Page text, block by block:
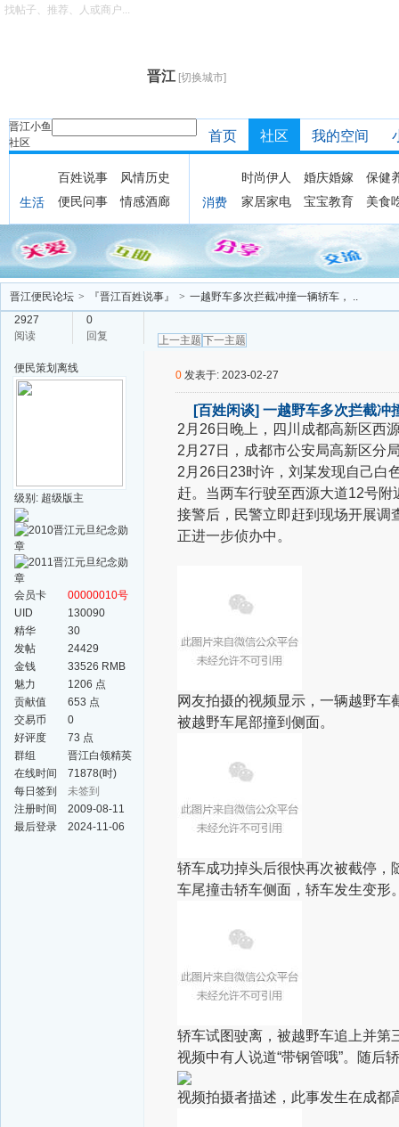
晋江 [切换城市]
晋江小鱼
社区
找帖子、推荐、人或商户...
首页 社区 我的空间
生活
百姓说事
风情历史
便民问事
情感酒廊 消费
时尚伊人 婚庆婚嫁
保健
家居家电
宝宝教育 美食
晋江便民论坛 > 『晋江百姓说事』 > 一越野车多次拦截冲撞一辆轿车， ..
2927
阅读
0
回复
上一主题 下一主题
便民策划 离线
级别: 超级版主
会员卡
00000010号
UID
130090
精华
30
发帖
24429
金钱
33526 RMB
魅力
1206 点
贡献值
653 点
交易币
0
好评度
73 点
群组
晋江白领精英
群
在线时间
71878(时)
每日签到
未签到
注册时间
2009-08-11
最后登录
2024-11-06
0 发表于: 2023-02-27
[百姓闲谈] 一越野车多次拦截冲
2月26日晚上，四川成都高新区西
2月27日，成都市公安局高新区分
2月26日23时许，刘某发现自己白
赶。当两车行驶至西源大道12号
接警后，民警立即赶到现场开展调
正进一步侦办中。
网友拍摄的视频显示，一辆越野
被越野车尾部撞到侧面。
轿车成功掉头后很快再次被截停，
车尾撞击轿车侧面，轿车发生变形
轿车试图驶离，被越野车追上并第
视频中有人说道“带钢管哦”。随后
视频拍摄者描述，此事发生在成都